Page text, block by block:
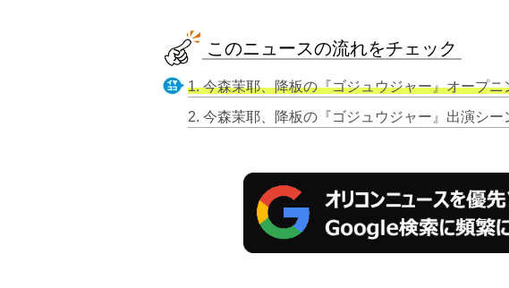
このニュースの流れをチェック
1. 今森茉耶、降板の『ゴジュウジャー』オープニングから姿消す